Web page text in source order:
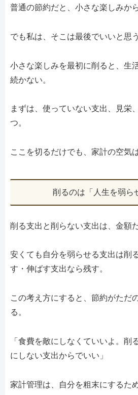
普通の節約だと、小さな楽しみか
でも私は、そこは最後でいいと思う
小さな楽しみを最初に削ると、生
続かない。
まずは、使っていない支出、見栄
つ。
ここを切るだけでも、家計の空気
削るのは「人生を弱ら
削る支出と削らない支出は、金額
安くても自分を弱らせる支出は削
す・伸ばす支出なら残す。
この考え方にすると、節約がただ
る。
「食費を敵にしなくていいよ。削
にしない支出からでいい」
家計管理は、自分を粗末にするた